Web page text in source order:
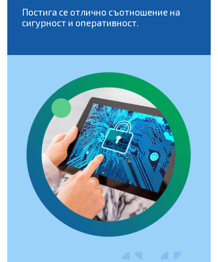
Постига се отлично съотношение на
сигурност и оперативност.